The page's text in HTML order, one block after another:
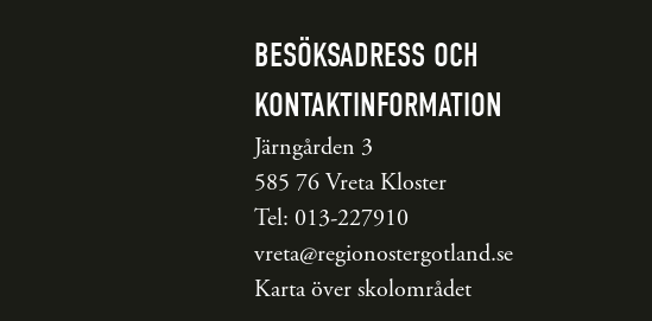
BESÖKSADRESS OCH
KONTAKTINFORMATION
Järngården 3
585 76 Vreta Kloster
Tel: 013-227910
vreta@regionostergotland.se
Karta över skolområdet